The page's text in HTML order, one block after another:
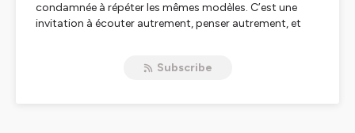
condamnée à répéter les mêmes modèles. C’est une
invitation à écouter autrement, penser autrement, et
Dans un monde traversé par des tensions écologiques,
Subscribe